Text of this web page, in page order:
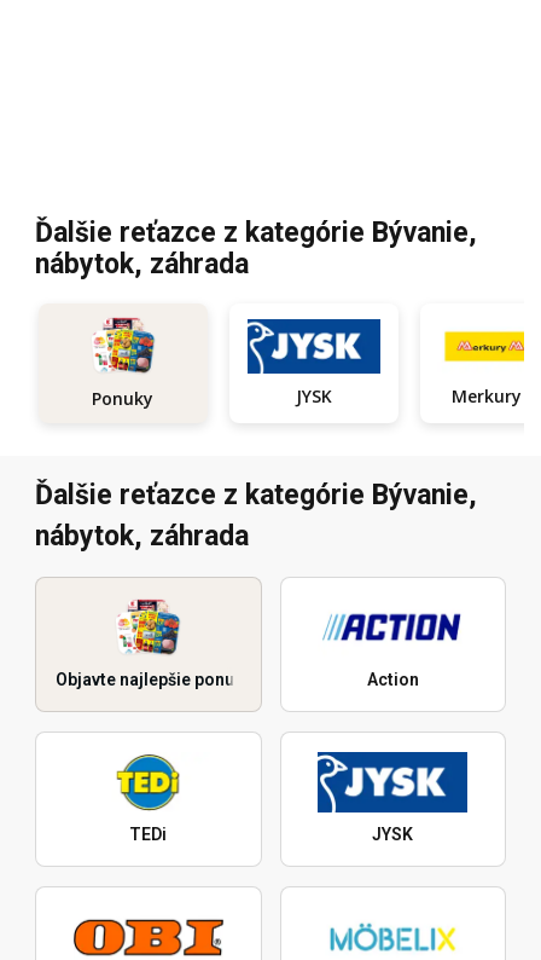
Ďalšie reťazce z kategórie Bývanie,
nábytok, záhrada
Ponuky JYSK
Ďalšie reťazce z kategórie Bývanie,
nábytok, záhrada
Objavte najlepšie ponuky Action
TEDi JYSK